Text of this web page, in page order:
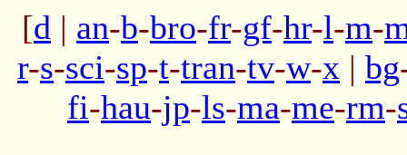
[d | an-b-bro-fr-gf-hr-l-m-
r-s-sci-sp-t-tran-tv-w-x | bg
fi-hau-jp-ls-ma-me-rm-